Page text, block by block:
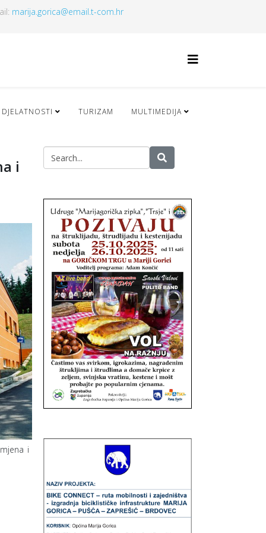
marija.gorica@email.t-com.hr
TURIZAM MULTIMEDIJA
i
i